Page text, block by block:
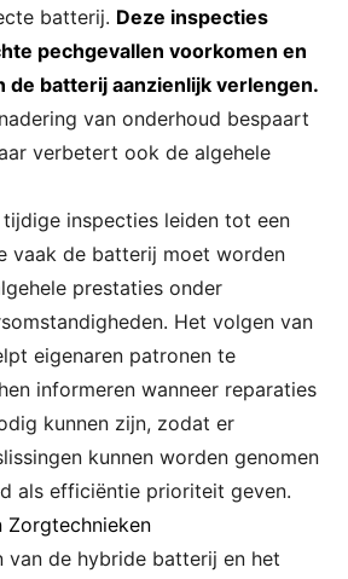
batterij. Deze inspecties
pechgevallen voorkomen en
de batterij aanzienlijk verlengen.
van onderhoud bespaart
verbetert ook de algehele
tijdige inspecties leiden tot een
vaak de batterij moet worden
prestaties onder
Het volgen van
eigenaren patronen te
informeren wanneer reparaties
kunnen zijn, zodat er
kunnen worden genomen
als efficiëntie prioriteit geven.
Zorgtechnieken
van de hybride batterij en het